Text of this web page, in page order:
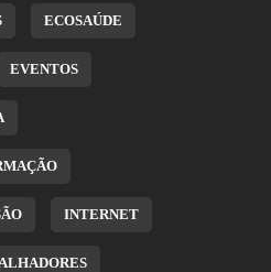
ECOSAÚDE
EVENTOS
INTERNET